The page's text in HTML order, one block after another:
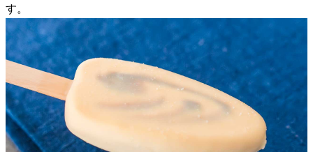
す。